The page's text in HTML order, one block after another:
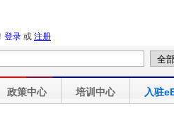
登录 或 注册
政策中心 培训中心 入驻